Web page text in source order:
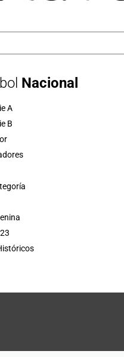
Nacional
A
B